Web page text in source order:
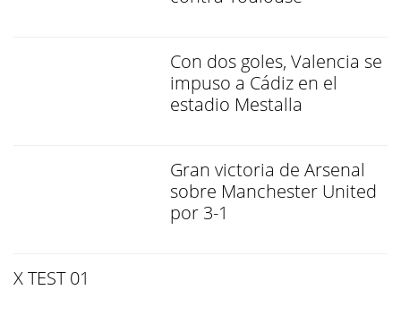
Con dos goles, Valencia se
impuso a Cádiz en el
estadio Mestalla
Gran victoria de Arsenal
sobre Manchester United
por 3-1
X TEST 01